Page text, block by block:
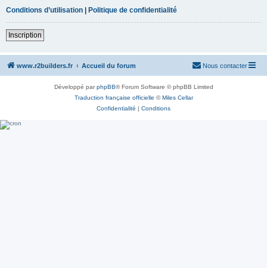
Conditions d’utilisation | Politique de confidentialité
Inscription
www.r2builders.fr Accueil du forum Nous contacter
Développé parphpBB® Forum Software © phpBB Limited
Traduction française officielle ©Miles Cellar
Confidentialité | Conditions